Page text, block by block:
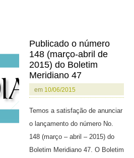
Publicado o número
148 (março-abril de
2015) do Boletim
Meridiano 47
em 10/06/2015
Temos a satisfação de anunciar
o lançamento do número No.
148 (março – abril – 2015) do
Boletim Meridiano 47. O Boletim